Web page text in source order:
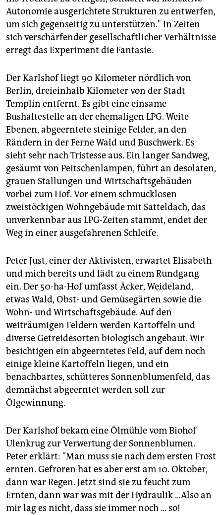
Autonomie ausgerichtete Strukturen zu entwerfen,
um sich gegenseitig zu unterstützen." In Zeiten
sich verschärfender gesellschaftlicher Verhältnisse
erregt das Experiment die Fantasie.
Der Karlshof liegt 90 Kilometer nördlich von
Berlin, dreieinhalb Kilometer von der Stadt
Templin entfernt. Es gibt eine einsame
Bushaltestelle an der ehemaligen LPG. Weite
Ebenen, abgeerntete steinige Felder, an den
Rändern in der Ferne Wald und Buschwerk. Es
sieht sehr nach Tristesse aus. Ein langer Sandweg,
gesäumt von Peitschenlampen, führt an desolaten,
grauen Stallungen und Wirtschaftsgebäuden
vorbei zum Hof. Vor einem schmucklosen
zweistöckigen Wohngebäude mit Satteldach, das
unverkennbar aus LPG-Zeiten stammt, endet der
Weg in einer ausgefahrenen Schleife.
Peter Just, einer der Aktivisten, erwartet Elisabeth
und mich bereits und lädt zu einem Rundgang
ein. Der 50-ha-Hof umfasst Äcker, Weideland,
etwas Wald, Obst- und Gemüsegärten sowie die
Wohn- und Wirtschaftsgebäude. Auf den
weiträumigen Feldern werden Kartoffeln und
diverse Getreidesorten biologisch angebaut. Wir
besichtigen ein abgeerntetes Feld, auf dem noch
einige kleine Kartoffeln liegen, und ein
benachbartes, schütteres Sonnenblumenfeld, das
demnächst abgeerntet werden soll zur
Ölgewinnung.
Der Karlshof bekam eine Ölmühle vom Biohof
Ulenkrug zur Verwertung der Sonnenblumen.
Peter erklärt: "Man muss sie nach dem ersten Frost
ernten. Gefroren hat es aber erst am 10. Oktober,
dann war Regen. Jetzt sind sie zu feucht zum
Ernten, dann war was mit der Hydraulik …Also an
mir lag es nicht, dass sie immer noch … so!